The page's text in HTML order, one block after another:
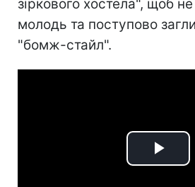
зіркового хостела", щоб
молодь та поступово
"бомж-стайл".
Play